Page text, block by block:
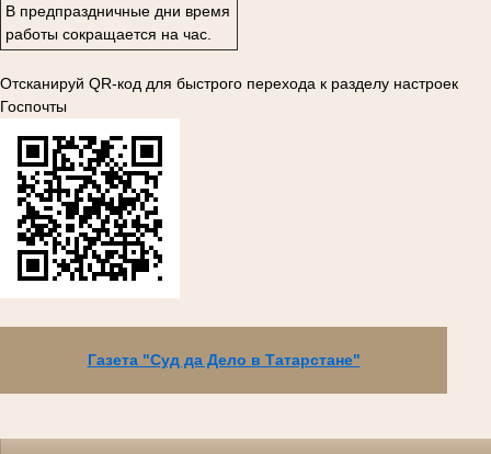
В предпраздничные дни время
работы сокращается на час.
Отсканируй QR-код для быстрого перехода к разделу настроек
Госпочты
Газета "Суд да Дело в Татарстане"